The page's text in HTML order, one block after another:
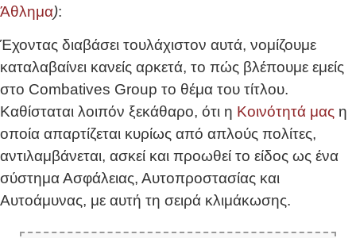
Άθλημα):
Έχοντας διαβάσει τουλάχιστον αυτά, νομίζουμε
καταλαβαίνει κανείς αρκετά, το πώς βλέπουμε εμείς
στο Combatives Group το θέμα του τίτλου.
Καθίσταται λοιπόν ξεκάθαρο, ότι η Κοινότητά μας η
οποία απαρτίζεται κυρίως από απλούς πολίτες,
αντιλαμβάνεται, ασκεί και προωθεί το είδος ως ένα
σύστημα Ασφάλειας, Αυτοπροστασίας και
Αυτοάμυνας, με αυτή τη σειρά κλιμάκωσης.